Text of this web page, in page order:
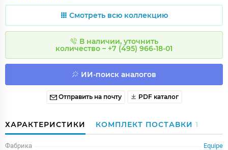
Смотреть всю коллекцию
В наличии, уточнить
количество – +7 (495) 966-18-01
ИИ-поиск аналогов
Отправить на почту PDF каталог
ХАРАКТЕРИСТИКИ КОМПЛЕКТ ПОСТАВКИ 1
Фабрика
Equipe